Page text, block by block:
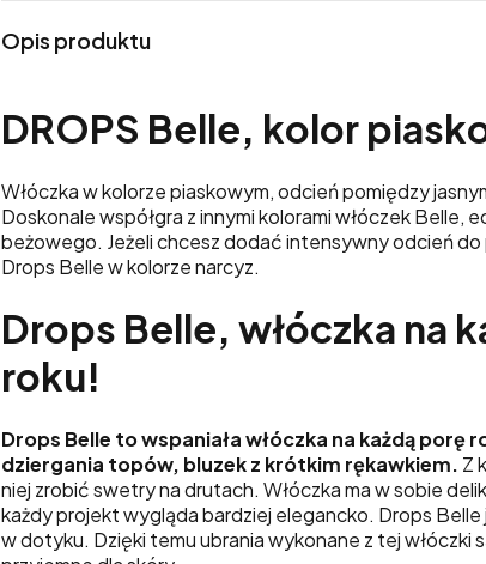
Opis produktu
DROPS Belle, kolor
Włóczka w kolorze piaskowym, odcień pomiędzy
Doskonale współgra z innymi kolorami włóczek Belle,
beżowego. Jeżeli chcesz dodać intensywny odcień
Drops Belle w kolorze narcyz.
Drops Belle, włóczka na
roku!
Drops Belle to wspaniała włóczka na każdą porę
dziergania topów, bluzek z krótkim rękawkiem. Z
niej zrobić swetry na drutach. Włóczka ma w sobie
każdy projekt wygląda bardziej elegancko. Drops Belle
w dotyku. Dzięki temu ubrania wykonane z tej włóczki